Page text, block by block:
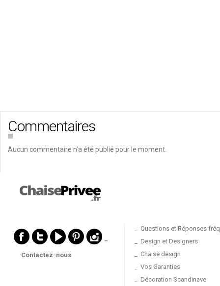
Commentaires
Aucun commentaire n'a été publié pour le moment.
Contactez-nous
Questions et Réponses
Design et Designers
Chaise design
Vos Garanties
Décoration Scandinave